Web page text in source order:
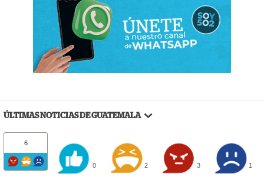
ÚLTIMAS NOTICIAS DE GUATEMALA
6
0 2 3 1